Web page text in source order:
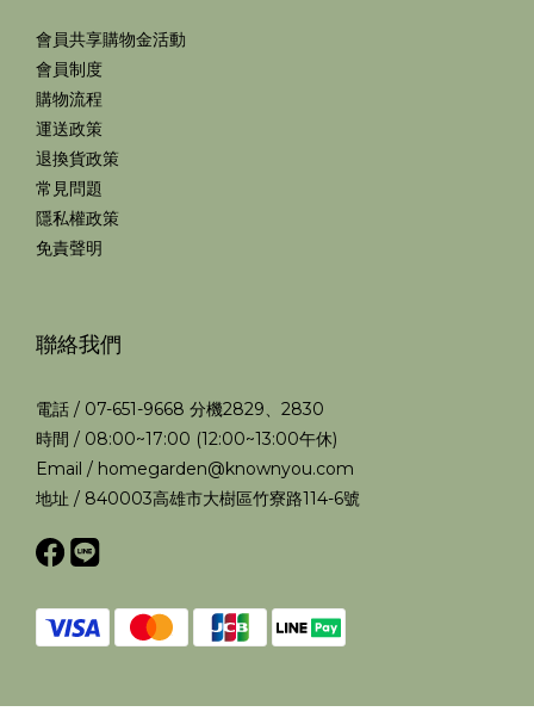
會員共享購物金活動
會員制度
購物流程
運送政策
退換貨政策
常見問題
隱私權政策
免責聲明
聯絡我們
電話 / 07-651-9668 分機2829、2830
時間 / 08:00~17:00 (12:00~13:00午休)
Email / homegarden@knownyou.com
地址 / 840003高雄市大樹區竹寮路114-6號